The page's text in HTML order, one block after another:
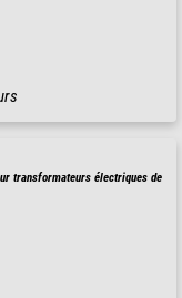
transformateurs électriques de